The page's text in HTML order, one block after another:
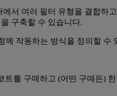
서 여러 필터 유형을 결합
구축할 수 있습니다.
께 작동하는 방식을 정의할 수
를 구매하고 (어떤 구매든)